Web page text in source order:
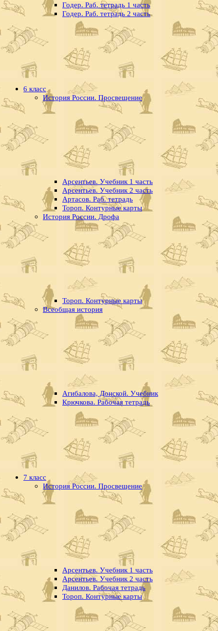
Годер. Раб. тетрадь 1 часть
Годер. Раб. тетрадь 2 часть
6 класс
История России. Просвещение
Арсентьев. Учебник 1 часть
Арсентьев. Учебник 2 часть
Артасов. Раб. тетрадь
Тороп. Контурные карты
История России. Дрофа
Тороп. Контурные карты
Всеобщая история
Агибалова, Донской. Учебник
Крючкова. Рабочая тетрадь
7 класс
История России. Просвещение
Арсентьев. Учебник 1 часть
Арсентьев. Учебник 2 часть
Данилов. Рабочая тетрадь
Тороп. Контурные карты